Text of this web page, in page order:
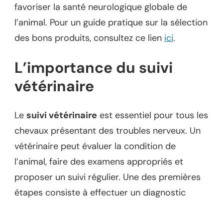
favoriser la santé neurologique globale de
l’animal. Pour un guide pratique sur la sélection
des bons produits, consultez ce lien ici.
L’importance du suivi
vétérinaire
Le suivi vétérinaire est essentiel pour tous les
chevaux présentant des troubles nerveux. Un
vétérinaire peut évaluer la condition de
l’animal, faire des examens appropriés et
proposer un suivi régulier. Une des premières
étapes consiste à effectuer un diagnostic